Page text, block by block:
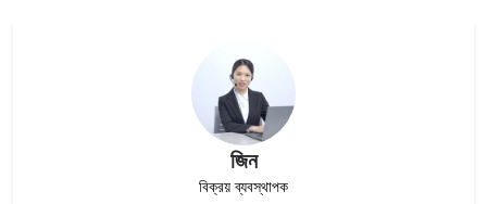
জিন
বিক্রয় ব্যবস্থাপক